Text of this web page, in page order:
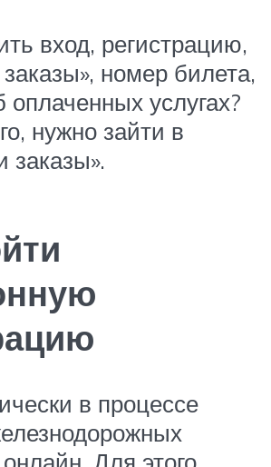
вход, регистрацию,
номер билета,
оплаченных услугах?
нужно зайти в
заказы».
в процессе